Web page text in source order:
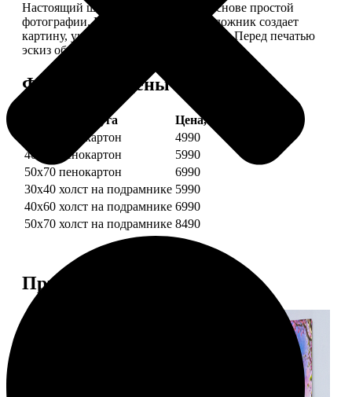
Настоящий шедевр, сделанный на основе простой
фотографии. Профессиональный художник создает
картину, учитывая ваши комментарии. Перед печатью
эскиз обязательно согласуем с вами.
Форматы и цены
Услуга
Цена, руб.
30х40 пенокартон
4990
40х60 пенокартон
5990
50х70 пенокартон
6990
30х40 холст на подрамнике 5990
40х60 холст на подрамнике 6990
50х70 холст на подрамнике 8490
Примеры работ